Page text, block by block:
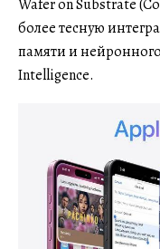
Wafer on Substrate
более тесную
памяти и
Intelligence.